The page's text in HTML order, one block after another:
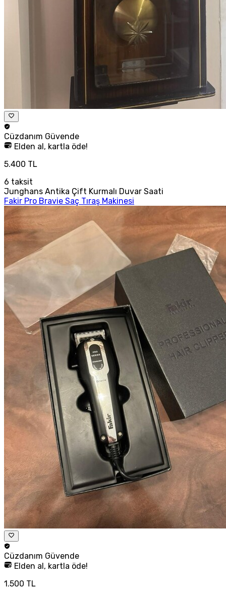
Cüzdanım Güvende
Elden al, kartla öde!
5.400 TL
6 taksit
Junghans Antika Çift Kurmalı Duvar Saati
Fakir Pro Bravie Saç Tıraş Makinesi
Cüzdanım Güvende
Elden al, kartla öde!
1.500 TL